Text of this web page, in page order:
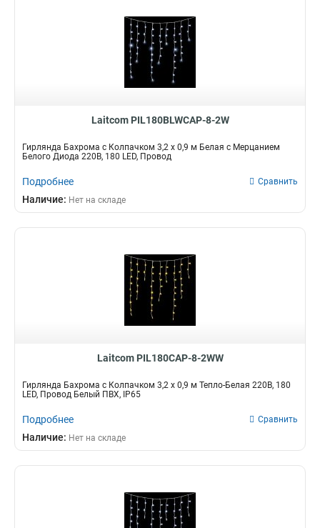
Laitcom PIL180BLWCAP-8-2W
Гирлянда Бахрома с Колпачком 3,2 x 0,9 м Белая с Мерцанием
Белого Диода 220В, 180 LED, Провод
Подробнее Сравнить
Наличие: Нет на складе
Laitcom PIL180CAP-8-2WW
Гирлянда Бахрома с Колпачком 3,2 x 0,9 м Тепло-Белая 220В, 180
LED, Провод Белый ПВХ, IP65
Подробнее Сравнить
Наличие: Нет на складе